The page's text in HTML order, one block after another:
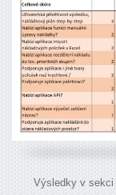
Výsledky v sekci